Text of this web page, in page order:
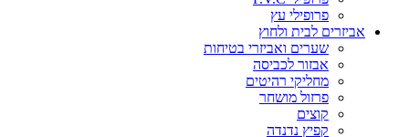
פרופילי עץ
אביזרים לבית ולחוץ
שערים ואביזרי בטיחות
אבזור לכביסה
מחליקי רהיטים
פרזול מושחר
קוצים
קפיץ נדנדה